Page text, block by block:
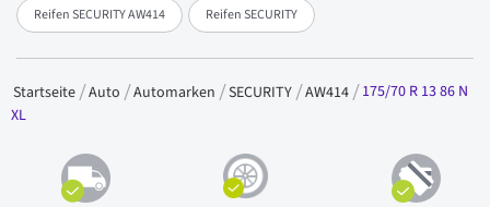
Reifen SECURITY AW414 Reifen SECURITY
Startseite Auto Automarken SECURITY AW414
175/70 R 13 86 N
XL